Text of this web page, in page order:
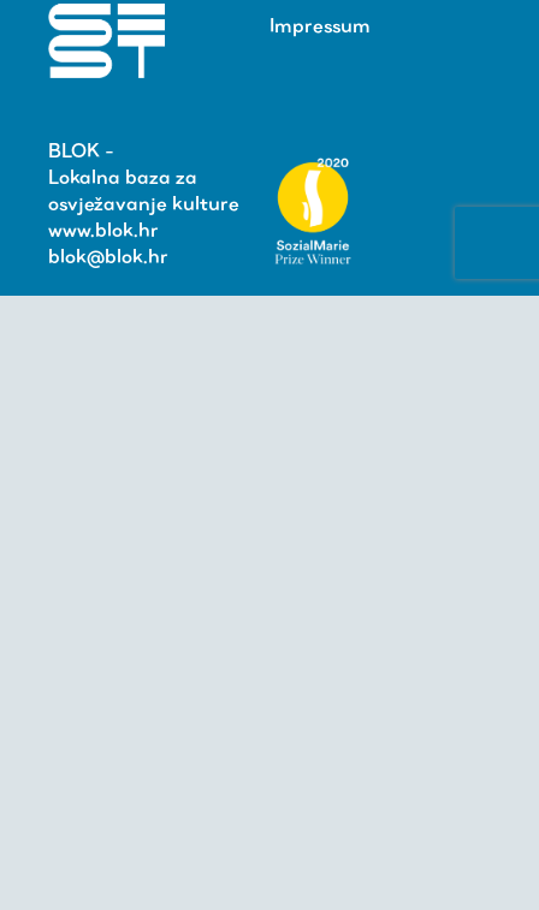
Impressum
BLOK -
Lokalna baza za
osvježavanje kulture
www.blok.hr
blok@blok.hr